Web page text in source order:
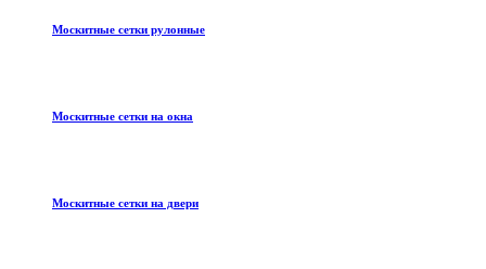
Москитные сетки рулонные
Москитные сетки на окна
Москитные сетки на двери